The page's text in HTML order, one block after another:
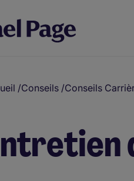
/Conseils /Conseils